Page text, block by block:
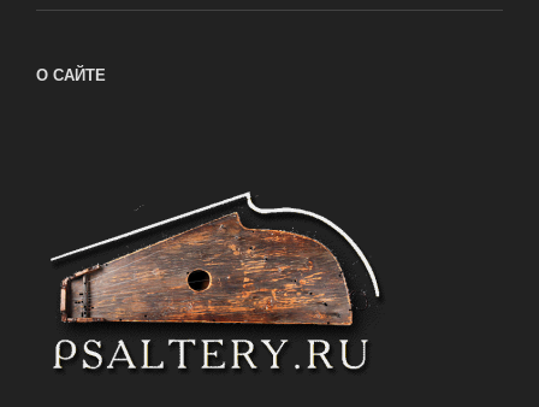
О САЙТЕ